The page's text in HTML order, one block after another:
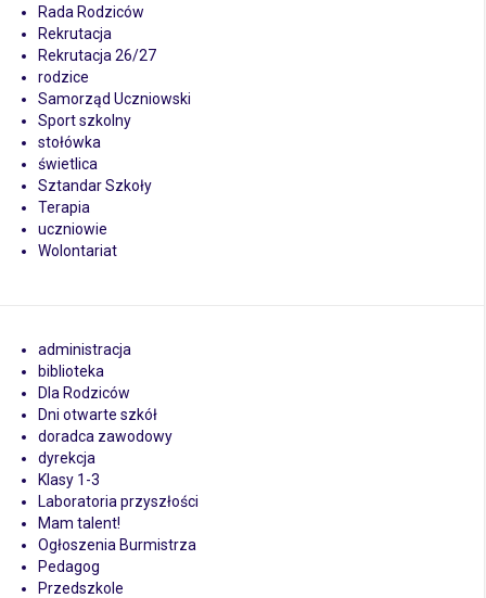
Rada Rodziców
Rekrutacja
Rekrutacja 26/27
rodzice
Samorząd Uczniowski
Sport szkolny
stołówka
świetlica
Sztandar Szkoły
Terapia
uczniowie
Wolontariat
administracja
biblioteka
Dla Rodziców
Dni otwarte szkół
doradca zawodowy
dyrekcja
Klasy 1-3
Laboratoria przyszłości
Mam talent!
Ogłoszenia Burmistrza
Pedagog
Przedszkole